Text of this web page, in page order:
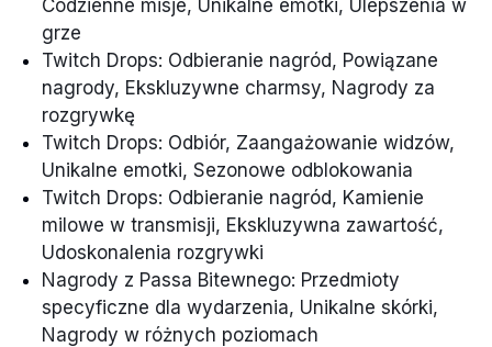
Codzienne misje, Unikalne emotki, Ulepszenia w
grze
Twitch Drops: Odbieranie nagród, Powiązane
nagrody, Ekskluzywne charmsy, Nagrody za
rozgrywkę
Twitch Drops: Odbiór, Zaangażowanie widzów,
Unikalne emotki, Sezonowe odblokowania
Twitch Drops: Odbieranie nagród, Kamienie
milowe w transmisji, Ekskluzywna zawartość,
Udoskonalenia rozgrywki
Nagrody z Passa Bitewnego: Przedmioty
specyficzne dla wydarzenia, Unikalne skórki,
Nagrody w różnych poziomach